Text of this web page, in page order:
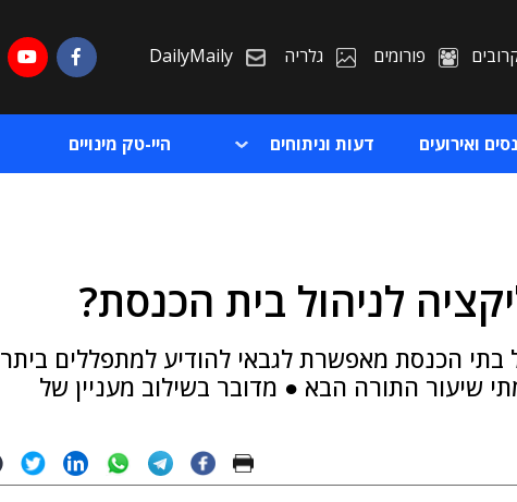
פורומים גלריה DailyMaily
ואירועים דעות וניתוחים היי-טק מינויים
לניהול בית הכנסת?
הכנסת מאפשרת לגבאי להודיע למתפללים ביתר
שיעור התורה הבא ● מדובר בשילוב מעניין של